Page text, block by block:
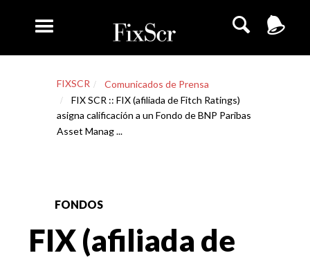
FIXSCR
Comunicados de Prensa
FIX SCR :: FIX (afiliada de Fitch Ratings)
asigna calificación a un Fondo de BNP Paribas
Asset Manag ...
FONDOS
FIX (afiliada de